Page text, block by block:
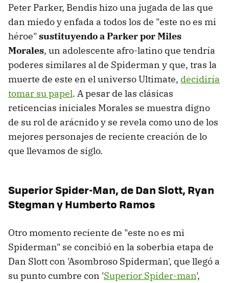
Peter Parker, Bendis hizo una jugada de las que
dan miedo y enfada a todos los de "este no es mi
héroe" sustituyendo a Parker por Miles
Morales, un adolescente afro-latino que tendría
poderes similares al de Spiderman y que, tras la
muerte de este en el universo Ultimate, decidiría
tomar su papel. A pesar de las clásicas
reticencias iniciales Morales se muestra digno
de su rol de arácnido y se revela como uno de los
mejores personajes de reciente creación de lo
que llevamos de siglo.
Superior Spider-Man, de Dan Slott, Ryan
Stegman y Humberto Ramos
Otro momento reciente de "este no es mi
Spiderman" se concibió en la soberbia etapa de
Dan Slott con 'Asombroso Spiderman', que llegó a
su punto cumbre con 'Superior Spider-man',